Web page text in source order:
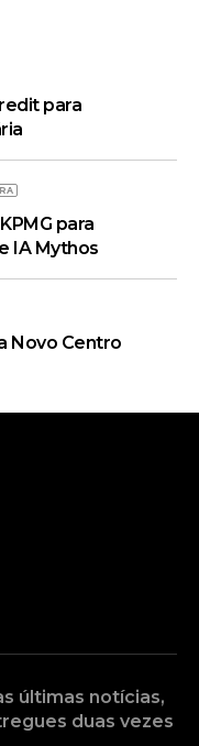
para
para
IA Mythos
Novo Centro
últimas notícias,
duas vezes